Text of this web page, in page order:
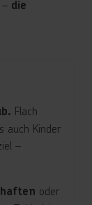
die
Flach
auch Kinder
–
oder